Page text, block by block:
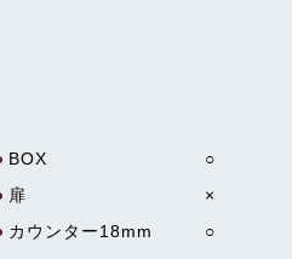
BOX
○
扉
×
カウンター18mm
○